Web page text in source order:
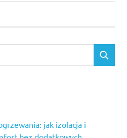
SEARCH
jak izolacja i